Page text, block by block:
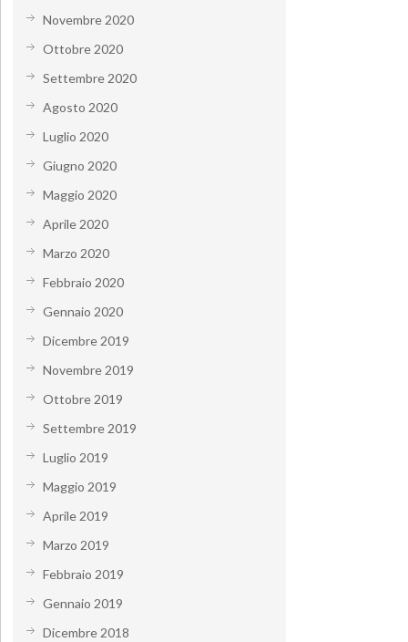
Novembre 2020
Ottobre 2020
Settembre 2020
Agosto 2020
Luglio 2020
Giugno 2020
Maggio 2020
Aprile 2020
Marzo 2020
Febbraio 2020
Gennaio 2020
Dicembre 2019
Novembre 2019
Ottobre 2019
Settembre 2019
Luglio 2019
Maggio 2019
Aprile 2019
Marzo 2019
Febbraio 2019
Gennaio 2019
Dicembre 2018